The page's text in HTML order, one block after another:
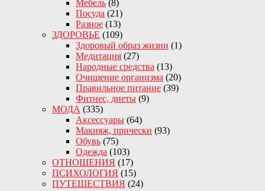
Мебель (8)
Посуда (21)
Разное (13)
ЗДОРОВЬЕ (109)
Здоровый образ жизни (1)
Медитация (27)
Народные средства (13)
Очищение организма (20)
Правильное питание (39)
Фитнес, диеты (9)
МОДА (335)
Аксессуары (64)
Макияж, прически (93)
Обувь (75)
Одежда (103)
ОТНОШЕНИЯ (17)
ПСИХОЛОГИЯ (15)
ПУТЕШЕСТВИЯ (24)